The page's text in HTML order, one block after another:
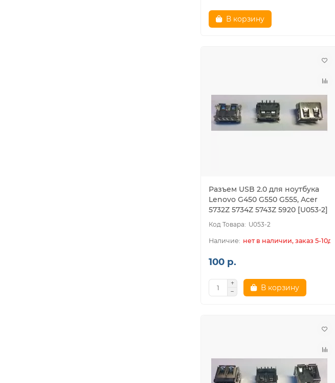
В корзину
Разъем USB 2.0 для ноутбука
Lenovo G450 G550 G555, Acer
5732Z 5734Z 5743Z 5920 [U053-2]
U053-2
нет в наличии, заказ 5-10дн.
100 р.
В корзину